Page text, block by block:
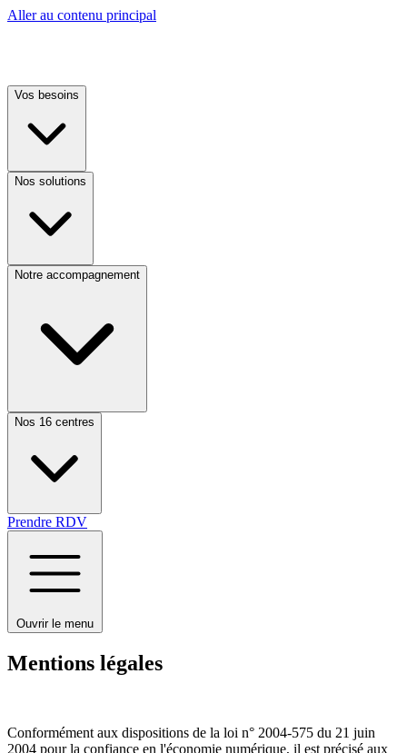
Aller au contenu principal
Vos besoins
Nos solutions
Notre accompagnement
Nos 16 centres
Prendre RDV
Ouvrir le menu
Mentions légales
Conformément aux dispositions de la loi n° 2004-575 du 21 juin
2004 pour la confiance en l'économie numérique, il est précisé aux